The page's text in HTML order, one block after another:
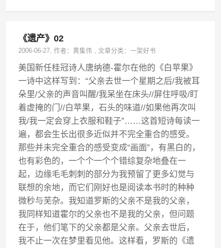
《遗产》02
2006-06-27, 作者：黄集伟 ,文章分类：一架好书
美国新任桂冠诗人唐纳德-霍尔在他的《白苹果》
一诗中这样写到：“父亲去世一个星期之后/我被耳
朵里/父亲的声音叫醒/我呆坐在床头//屏住呼吸/盯
着虚掩的门//白苹果，石头的味道//如果他再次叫
我/我一定会穿上衣服和鞋子”……这首短诗每读一
遍，都会生长出很多近似并不完全重合的感受。
那些并未完全重合的感受变成“画面”，有黑白的，
也有彩色的，一个个一个个错综复杂地叠在一
起，边缘毛毛刺刺的部分为我预留了更多幻觉与
联想的余地，而它们刚好也是阅读本书时的种种
微秒与芜杂。我知道罗斯的父亲不是我的父亲，
我同样知道霍尔的父亲也不是我的父亲，但问题
在于，他们笔下的父亲都是父亲。父亲去世后，
我不止一次在梦里看见他。这样看，罗斯的《遗